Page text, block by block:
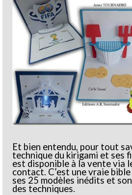
Et bien entendu, pour tout
technique du kirigami et ses
est disponible à la vente via
contact. C’est une vraie
ses 25 modèles inédits et
des techniques.